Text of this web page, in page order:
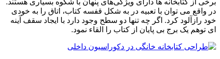
در واقع می توان با تعبیه در به شکل قفسه کتاب، اتاق را به خودی
خود رازآلود کرد. اگر چه تنها دو سطح وجود دارد با ایجاد سقف آینه
ای توهم یک برج بی پایان از کتاب را القاء نمود.